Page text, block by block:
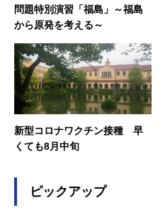
問題特別演習「福島」～福島
から原発を考える～
新型コロナワクチン接種 早
くても8月中旬
ピックアップ